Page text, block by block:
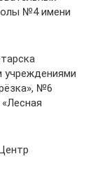
№4 имени
учреждениями
№6